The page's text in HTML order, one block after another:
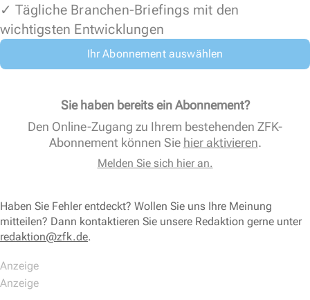
✓ Tägliche Branchen-Briefings mit den
wichtigsten Entwicklungen
Ihr Abonnement auswählen
Sie haben bereits ein Abonnement?
Den Online-Zugang zu Ihrem bestehenden ZFK-
Abonnement können Sie hier aktivieren.
Melden Sie sich hier an.
Haben Sie Fehler entdeckt? Wollen Sie uns Ihre Meinung
mitteilen? Dann kontaktieren Sie unsere Redaktion gerne unter
redaktion@zfk.de.